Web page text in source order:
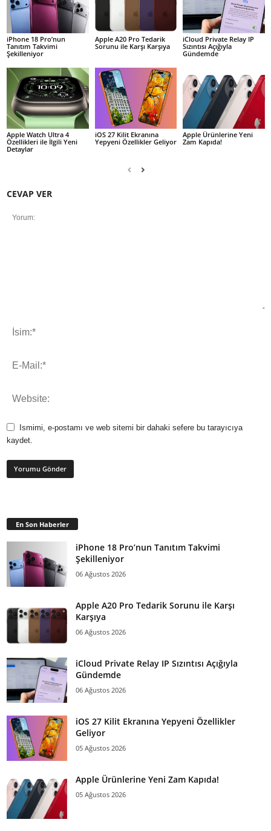
iPhone 18 Pro’nun
Tanıtım Takvimi
Şekilleniyor
Apple A20 Pro Tedarik
Sorunu ile Karşı Karşıya
iCloud Private Relay IP
Sızıntısı Açığıyla
Gündemde
Apple Watch Ultra 4
Özellikleri ile İlgili Yeni
Detaylar
iOS 27 Kilit Ekranına
Yepyeni Özellikler Geliyor
Apple Ürünlerine Yeni
Zam Kapıda!
CEVAP VER
Ismimi, e-postamı ve web sitemi bir dahaki sefere bu tarayıcıya
kaydet.
En Son Haberler
iPhone 18 Pro’nun Tanıtım Takvimi
Şekilleniyor
06 Ağustos 2026
Apple A20 Pro Tedarik Sorunu ile Karşı
Karşıya
06 Ağustos 2026
iCloud Private Relay IP Sızıntısı Açığıyla
Gündemde
06 Ağustos 2026
iOS 27 Kilit Ekranına Yepyeni Özellikler
Geliyor
05 Ağustos 2026
Apple Ürünlerine Yeni Zam Kapıda!
05 Ağustos 2026